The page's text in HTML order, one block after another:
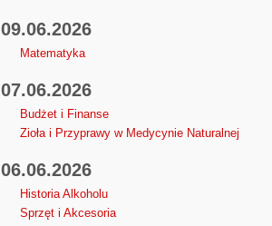
09.06.2026
Matematyka
07.06.2026
Budżet i Finanse
Zioła i Przyprawy w Medycynie Naturalnej
06.06.2026
Historia Alkoholu
Sprzęt i Akcesoria